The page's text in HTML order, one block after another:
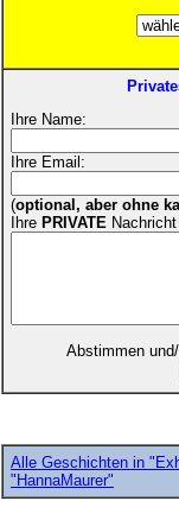
Ihre Name:
Ihre Email:
(optional, aber ohne
Ihre PRIVATE
Abstimmen
Alle Geschichten in
"HannaMaurer"